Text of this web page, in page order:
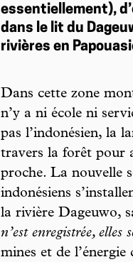
essentiellement),
dans le lit du
rivières en
Dans cette zone
n’y a ni école ni
pas l’indonésien, la
travers la forêt pour
proche. La nouvelle
indonésiens
la rivière Dageuwo,
n’est enregistrée, elles
mines et de